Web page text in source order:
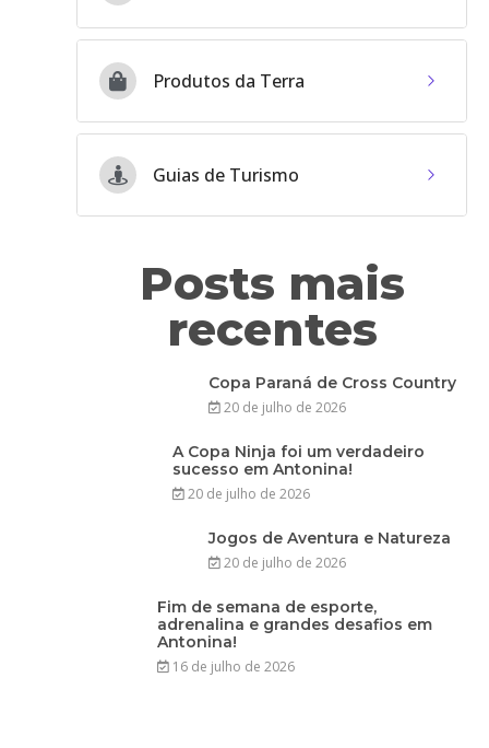
Produtos da Terra
Guias de Turismo
Posts mais
recentes
Copa Paraná de Cross Country
20 de julho de 2026
A Copa Ninja foi um verdadeiro
sucesso em Antonina!
20 de julho de 2026
Jogos de Aventura e Natureza
20 de julho de 2026
Fim de semana de esporte,
adrenalina e grandes desafios em
Antonina!
16 de julho de 2026